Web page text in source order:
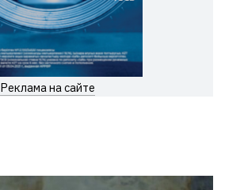
Реклама на сайте